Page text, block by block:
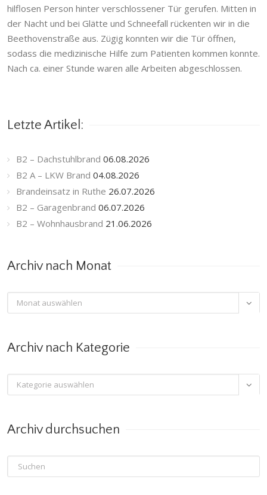
hilflosen Person hinter verschlossener Tür gerufen. Mitten in
der Nacht und bei Glätte und Schneefall rückenten wir in die
Beethovenstraße aus. Zügig konnten wir die Tür öffnen,
sodass die medizinische Hilfe zum Patienten kommen konnte.
Nach ca. einer Stunde waren alle Arbeiten abgeschlossen.
Letzte Artikel:
B2 – Dachstuhlbrand 06.08.2026
B2 A – LKW Brand 04.08.2026
Brandeinsatz in Ruthe 26.07.2026
B2 – Garagenbrand 06.07.2026
B2 – Wohnhausbrand 21.06.2026
Archiv nach Monat
Archiv
nach

Archiv nach Kategorie
Archiv
nach

Archiv durchsuchen